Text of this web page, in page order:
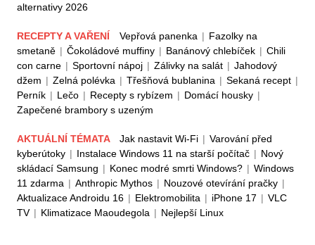
alternativy 2026
RECEPTY A VAŘENÍ Vepřová panenka | Fazolky na
smetaně | Čokoládové muffiny | Banánový chlebíček | Chili
con carne | Sportovní nápoj | Zálivky na salát | Jahodový
džem | Zelná polévka | Třešňová bublanina | Sekaná recept |
Perník | Lečo | Recepty s rybízem | Domácí housky |
Zapečené brambory s uzeným
AKTUÁLNÍ TÉMATA Jak nastavit Wi-Fi | Varování před
kyberútoky | Instalace Windows 11 na starší počítač | Nový
skládací Samsung | Konec modré smrti Windows? | Windows
11 zdarma | Anthropic Mythos | Nouzové otevírání pračky |
Aktualizace Androidu 16 | Elektromobilita | iPhone 17 | VLC
TV | Klimatizace Maoudegola | Nejlepší Linux